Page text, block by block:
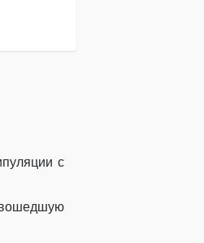
с
вошедшую